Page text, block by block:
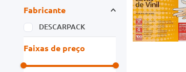
Fabricante
DESCARPACK
Faixas de preço